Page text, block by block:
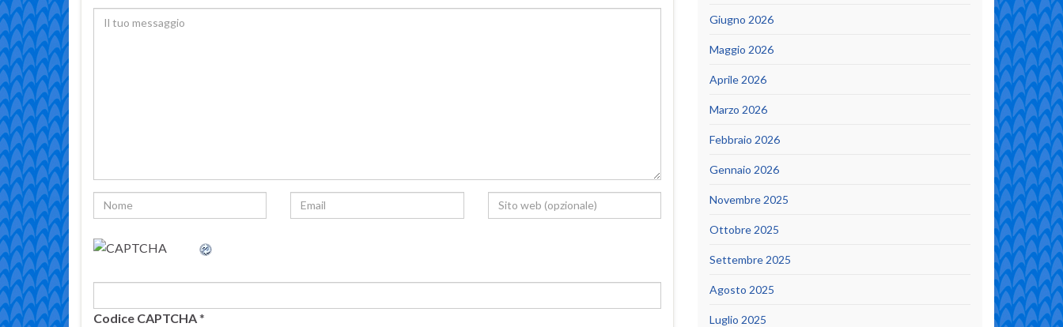
Codice CAPTCHA*
Giugno 2026
Maggio 2026
Aprile 2026
Marzo 2026
Febbraio 2026
Gennaio 2026
Novembre 2025
Ottobre 2025
Settembre 2025
Agosto 2025
Luglio 2025